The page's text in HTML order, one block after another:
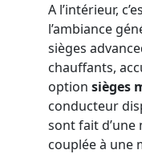
A l’intérieur,
l’ambiance
sièges
chauffants,
option sièges
conducteur
sont fait
couplée à une